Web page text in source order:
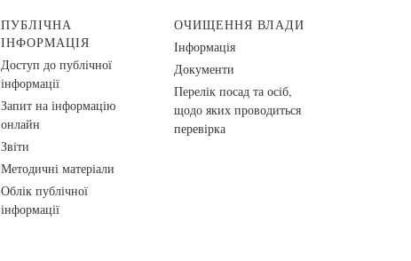
ПУБЛІЧНА
ІНФОРМАЦІЯ
Доступ до публічної
інформації
Запит на інформацію
онлайн
Звіти
Методичні матеріали
Облік публічної
інформації
ОЧИЩЕННЯ ВЛАДИ
Інформація
Документи
Перелік посад та осіб,
щодо яких проводиться
перевірка